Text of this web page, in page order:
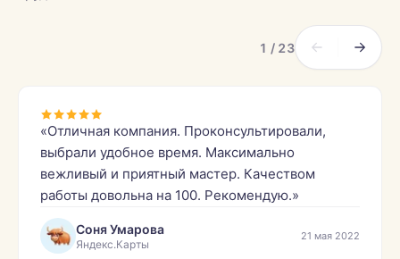
1 / 23
«Отличная компания. Проконсультировали,
выбрали удобное время. Максимально
вежливый и приятный мастер. Качеством
работы довольна на 100. Рекомендую.»
Соня Умарова
Яндекс.Карты
21 мая 2022